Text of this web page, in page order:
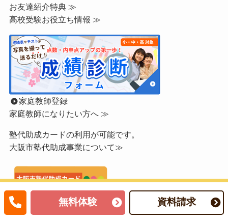
無料体験 資料請求
お友達紹介特典 ≫
高校受験お役立ち情報 ≫
家庭教師登録
家庭教師になりたい方へ ≫
塾代助成カードの利用が可能です。
大阪市塾代助成事業について≫